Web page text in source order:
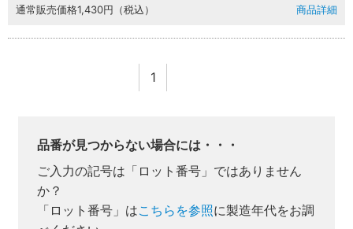
通常販売価格1,430円（税込） 商品詳細
1
品番が見つからない場合には・・・
ご入力の記号は「ロット番号」ではありません
か？
「ロット番号」はこちらを参照に製造年代をお調